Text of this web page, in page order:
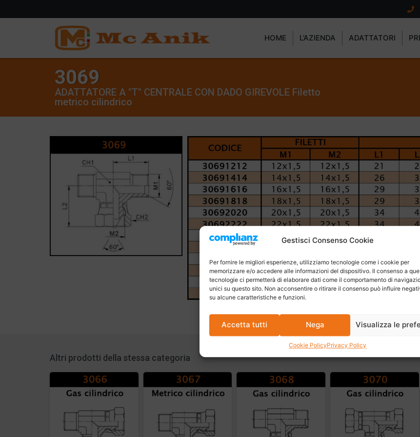
Gestisci Consenso Cookie
Per fornire le migliori esperienze, utilizziamo tecnologie come i cookie per
memorizzare e/o accedere alle informazioni del dispositivo. Il consenso a
tecnologie ci permetterà di elaborare dati come il comportamento di
unici su questo sito. Non acconsentire o ritirare il consenso può influire
su alcune caratteristiche e funzioni.
Accetta tutti Nega Visualizza le
Cookie PolicyPrivacy Policy
HOME L’AZIENDA ADATTATORI
3069
ADATTATORE A "T" CENTRALE CON DADO GIREVOLE Filetto
metrico cilindrico
Altri prodotti della stessa categoria